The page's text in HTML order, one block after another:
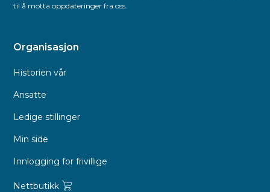
til å motta oppdateringer fra oss.
Organisasjon
Historien vår
Ansatte
Ledige stillinger
Min side
Innlogging for frivillige
Nettbutikk